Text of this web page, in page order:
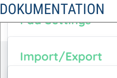
DOKUMENTATION